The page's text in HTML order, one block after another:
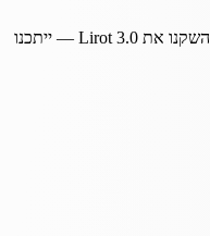
השקנו את Lirot 3.0— ייתכנו